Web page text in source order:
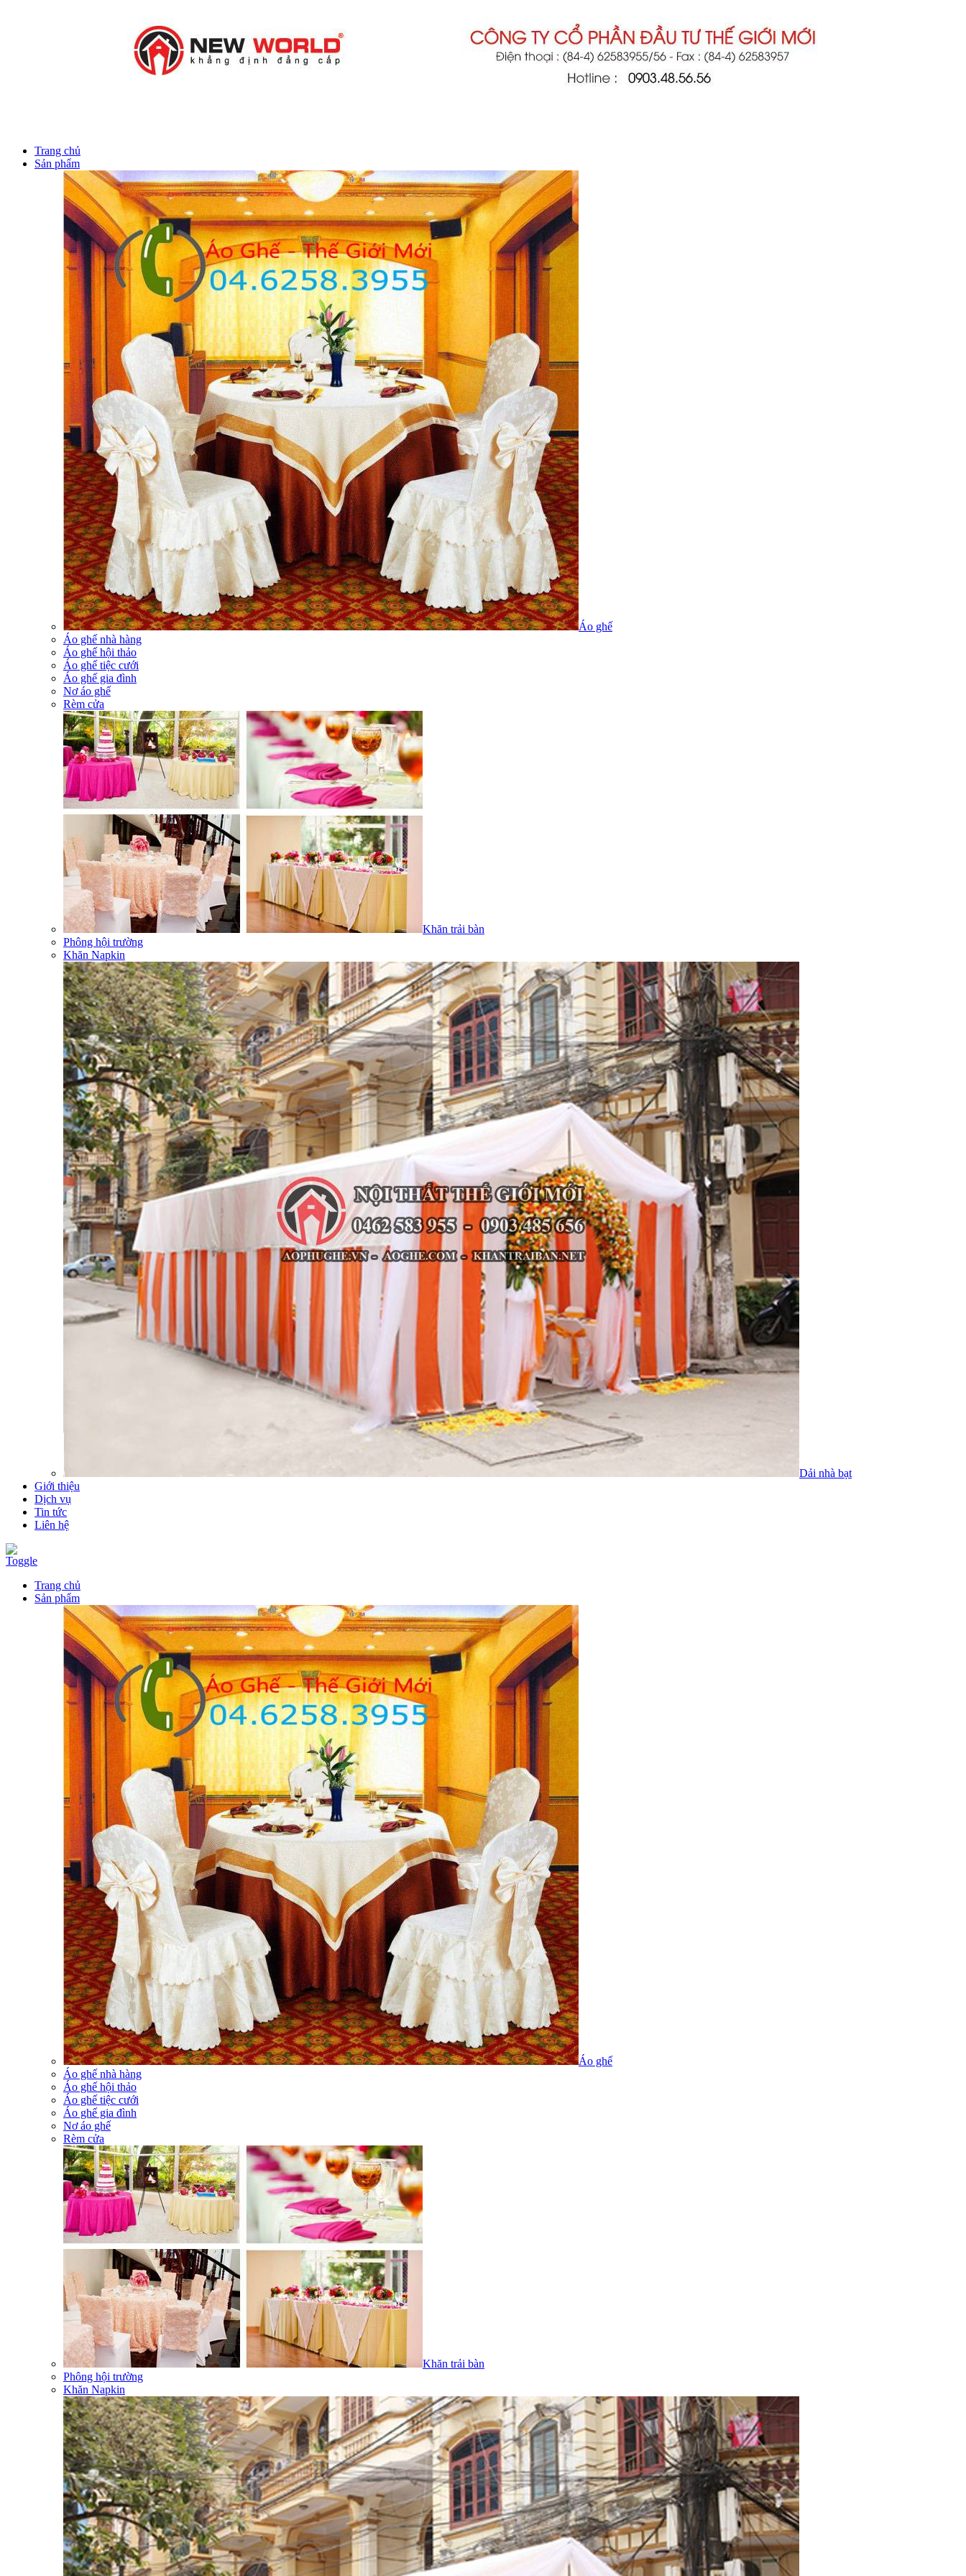
Trang chủ
Sản phẩm
Áo ghế
Áo ghế nhà hàng
Áo ghế hội thảo
Áo ghế tiệc cưới
Áo ghế gia đình
Nơ áo ghế
Rèm cửa
Khăn trải bàn
Phông hội trường
Khăn Napkin
Dải nhà bạt
Giới thiệu
Dịch vụ
Tin tức
Liên hệ
Toggle
Trang chủ
Sản phẩm
Áo ghế
Áo ghế nhà hàng
Áo ghế hội thảo
Áo ghế tiệc cưới
Áo ghế gia đình
Nơ áo ghế
Rèm cửa
Khăn trải bàn
Phông hội trường
Khăn Napkin